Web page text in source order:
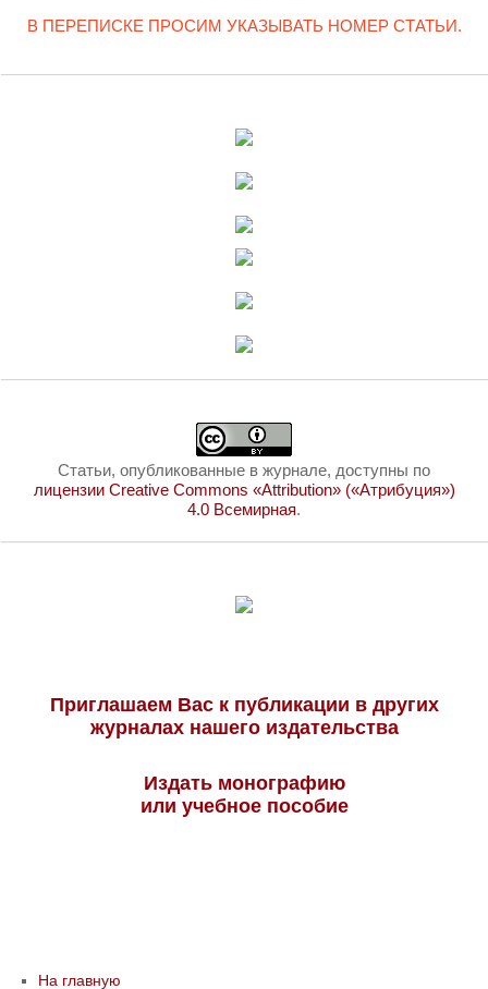
В ПЕРЕПИСКЕ ПРОСИМ УКАЗЫВАТЬ НОМЕР СТАТЬИ.
Статьи, опубликованные в журнале, доступны по
лицензии Creative Commons «Attribution» («Атрибуция»)
4.0 Всемирная.
Приглашаем Вас к публикации в других
журналах нашего издательства
Издать монографию
или учебное пособие
На главную